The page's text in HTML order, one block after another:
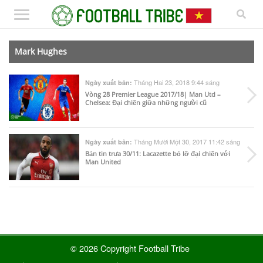
Mark Hughes
Ngày xuất bản: Tháng Hai 23, 2018 9:44 sáng
Vòng 28 Premier League 2017/18| Man Utd –
Chelsea: Đại chiến giữa những người cũ
Ngày xuất bản: Tháng Mười Một 30, 2017 11:42 sáng
Bản tin trưa 30/11: Lacazette bỏ lỡ đại chiến với
Man United
© 2026 Copyright Football Tribe